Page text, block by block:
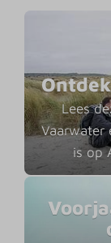
Lees
Vaarwater
is op